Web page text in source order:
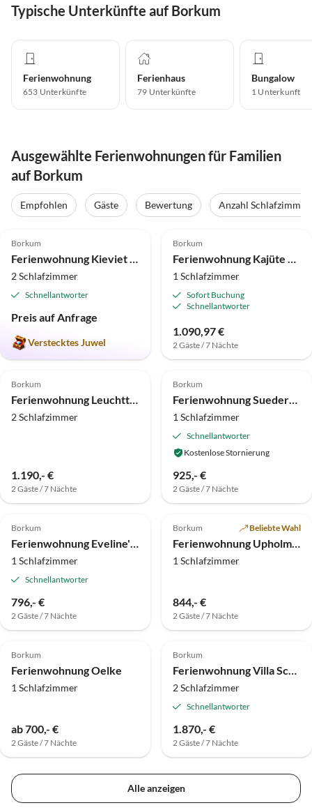
Typische Unterkünfte auf Borkum
Ferienwohnung
653 Unterkünfte
Ferienhaus
79 Unterkünfte
Bungalow
1 Unterkunft
Ausgewählte Ferienwohnungen für Familien
auf Borkum
Empfohlen Gäste Bewertung Anzahl Schlafzimmer
Top-Inserat
Borkum
Ferienwohnung Kieviet - Haus Seewind
2 Schlafzimmer
Schnellantworter
Preis auf Anfrage
Verstecktes Juwel
Borkum
Ferienwohnung Kajüte Villa Robinson
1 Schlafzimmer
Sofort Buchung
Schnellantworter
1.090,97 €
2 Gäste / 7 Nächte
4.9 (3)
Borkum
Ferienwohnung Leuchtturmfeuer
2 Schlafzimmer
1.190,- €
2 Gäste / 7 Nächte
5.0 (1)
Borkum
Ferienwohnung Suederhoek
1 Schlafzimmer
Schnellantworter
Kostenlose Stornierung
925,- €
2 Gäste / 7 Nächte
Top-Inserat
Borkum
Ferienwohnung Eveline's Appartement
1 Schlafzimmer
Schnellantworter
796,- €
2 Gäste / 7 Nächte
Borkum Beliebte Wahl
Ferienwohnung Upholmstr. 116, Borkum
1 Schlafzimmer
844,- €
2 Gäste / 7 Nächte
Top-Inserat
Borkum
Ferienwohnung Oelke
1 Schlafzimmer
ab 700,- €
2 Gäste / 7 Nächte
Borkum
Ferienwohnung Villa Scherz - Belétage
2 Schlafzimmer
Schnellantworter
1.870,- €
2 Gäste / 7 Nächte
Alle anzeigen